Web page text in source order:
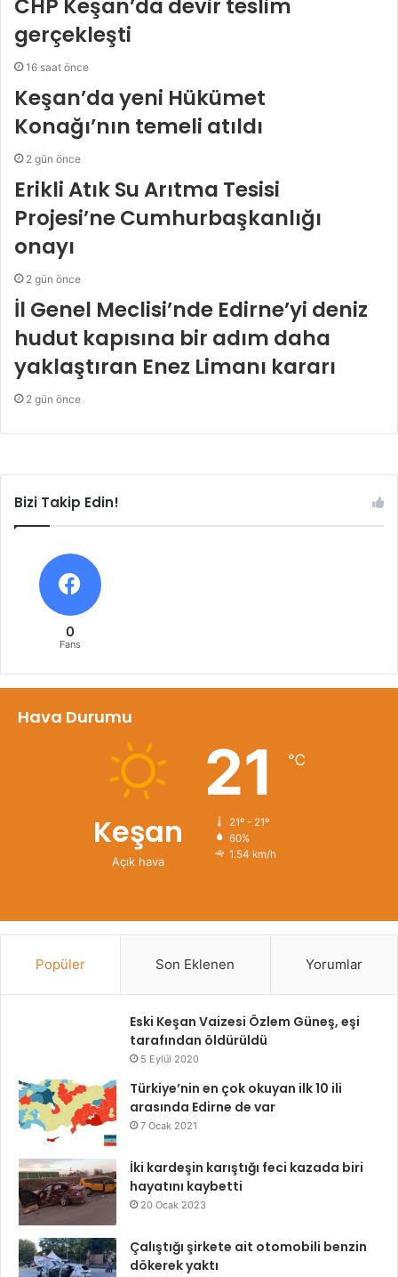
CHP Keşan’da devir teslim
gerçekleşti
16 saat önce
Keşan’da yeni Hükümet
Konağı’nın temeli atıldı
2 gün önce
Erikli Atık Su Arıtma Tesisi
Projesi’ne Cumhurbaşkanlığı
onayı
2 gün önce
İl Genel Meclisi’nde Edirne’yi deniz
hudut kapısına bir adım daha
yaklaştıran Enez Limanı kararı
2 gün önce
Bizi Takip Edin!
0
Fans
Hava Durumu
Keşan
Açık hava
21 ℃
21º - 21º
60%
1.54 km/h
Popüler Son Eklenen Yorumlar
Eski Keşan Vaizesi Özlem Güneş, eşi
tarafından öldürüldü
5 Eylül 2020
Türkiye’nin en çok okuyan ilk 10 ili
arasında Edirne de var
7 Ocak 2021
İki kardeşin karıştığı feci kazada biri
hayatını kaybetti
20 Ocak 2023
Çalıştığı şirkete ait otomobili benzin
dökerek yaktı